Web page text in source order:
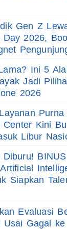
Gen Z
2026,
Ini 5
Jadi
2026
Purna
Kini
Libur
BINUS
Siapkan
Evaluasi
Usai Gagal ke